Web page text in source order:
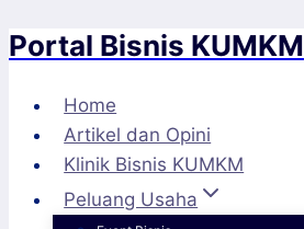
Skip
content
Portal Bisnis KUMKM
Home
Artikel dan Opini
Klinik Bisnis KUMKM
Peluang Usaha